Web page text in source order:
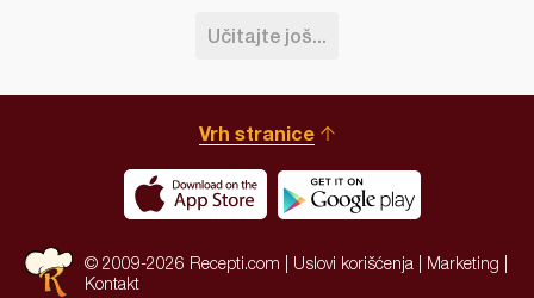
Učitajte još...
Vrh stranice
© 2009-2026 Recepti.com | Uslovi korišćenja Marketing
Kontakt